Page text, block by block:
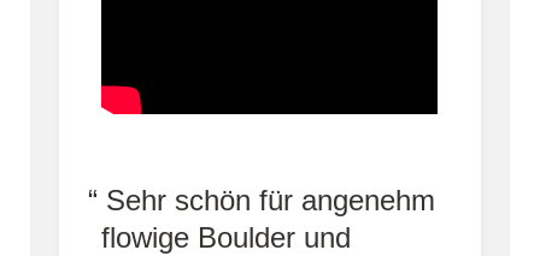
Sehr schön für angenehm
flowige Boulder und